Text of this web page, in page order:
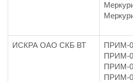
ИСКРА ОАО СКБ ВТ
ПРИМ-
ПРИМ-
ПРИМ-
ПРИМ-